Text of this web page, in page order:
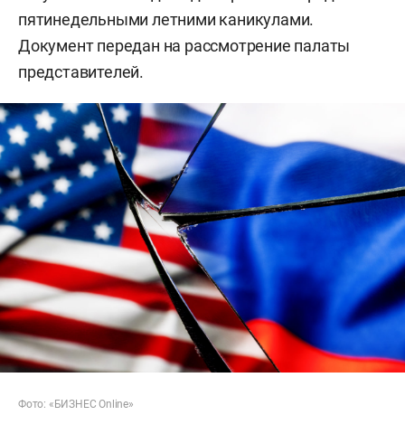
пятинедельными летними каникулами.
Документ передан на рассмотрение палаты
представителей.
Фото: «БИЗНЕС Online»